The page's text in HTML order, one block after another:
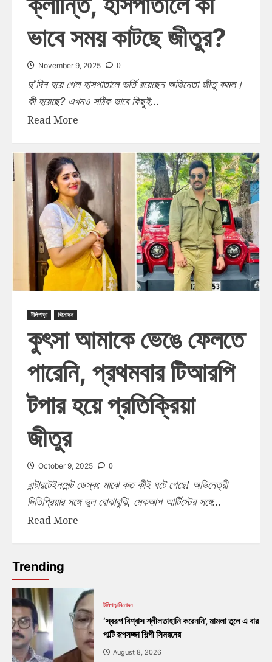
ভাবে সময় কাটছে জীতুর?
November 9, 2025 0
দু’দিন হয়ে গেল হাসপাতালে ভর্তি রয়েছেন অভিনেতা জীতু কমল।
কী হয়েছে? এখনও সঠিক ভাবে কিছুই...
Read More
টলিপাড়া বিনোদন
কুৎসা আমাকে ভেঙে ফেলতে
পারেনি, প্রথমবার টিআরপি
টপার হয়ে প্রতিক্রিয়া
জীতুর
October 9, 2025 0
এন্টারটেইনমেন্ট ডেস্ক: মাঝে কত কীই ঘটে গেছে! অভিনেত্রী
দিতিপ্রিয়ার সঙ্গে ভুল বোঝাবুঝি, মেকআপ আর্টিস্টের সঙ্গে...
Read More
Trending
টলিপাড়াবিনোদন
‘স্বরূপ বিশ্বাস শ্লীলতাহানি করেননি’, মামলা তুলে এ বার
পাল্টি রূপসজ্জা শিল্পী সিমরনের
August 8, 2026